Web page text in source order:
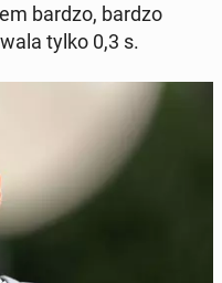
bardzo, bardzo
tylko 0,3 s.